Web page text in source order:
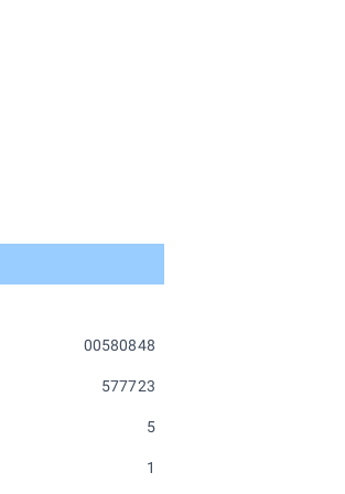
00580848
577723
5
1